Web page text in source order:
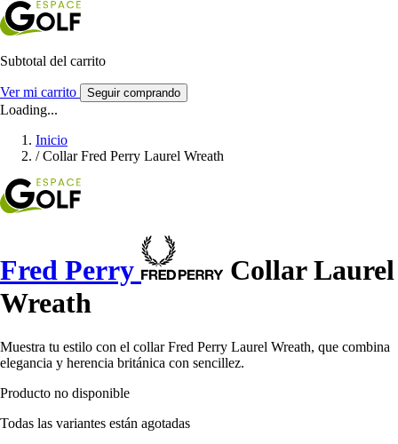
Subtotal del carrito
Ver mi carrito Seguir comprando
Loading...
Inicio
/ Collar Fred Perry Laurel Wreath
Fred Perry
Collar Laurel
Wreath
Muestra tu estilo con el collar Fred Perry Laurel Wreath, que combina
elegancia y herencia británica con sencillez.
Producto no disponible
Todas las variantes están agotadas